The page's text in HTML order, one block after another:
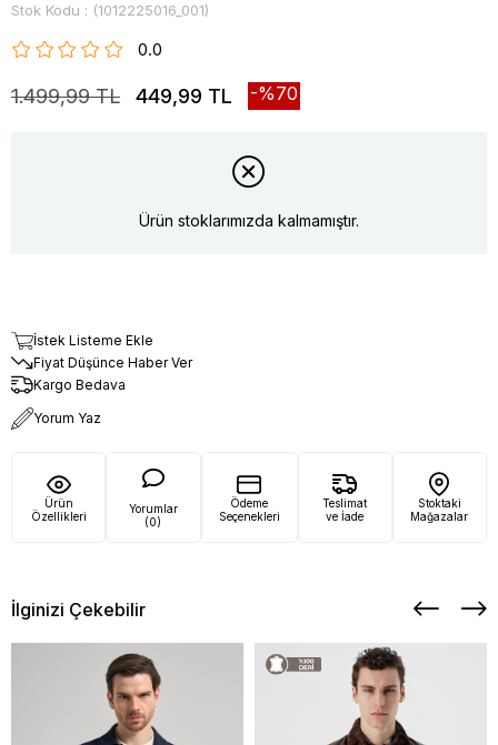
Stok Kodu (1012225016_001)
0.0
1.499,99 TL 449,99 TL 70
Ürün stoklarımızda kalmamıştır.
İstek Listeme Ekle
Fiyat Düşünce Haber Ver
Kargo Bedava
Yorum Yaz
Ürün
Özellikleri
Yorumlar
(0)
Ödeme
Seçenekleri
Teslimat
ve İade
Stoktaki
Mağazalar
İlginizi Çekebilir